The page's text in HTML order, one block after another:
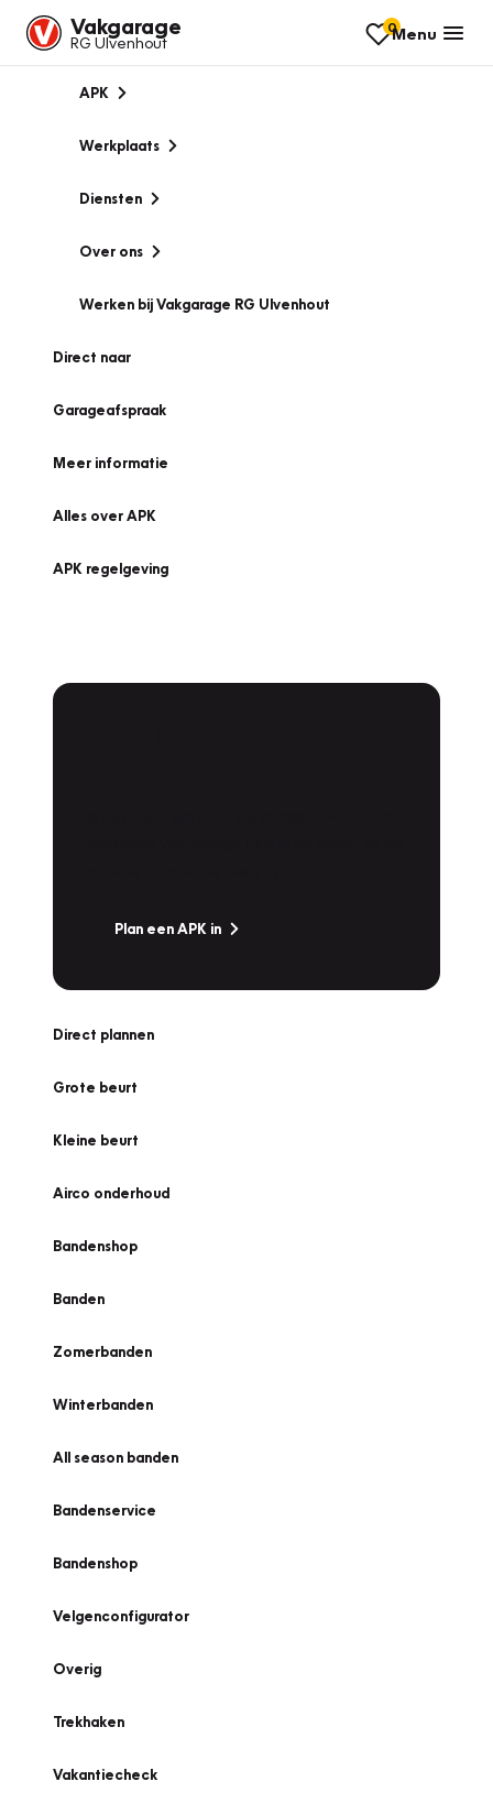
Vakgarage
RG Ulvenhout
0Menu
APK
Werkplaats
Diensten
Over ons
Werken bij Vakgarage RG Ulvenhout
Direct naar
Garageafspraak
Meer informatie
Alles over APK
APK regelgeving
Plan een APK in
Direct plannen
Grote beurt
Kleine beurt
Airco onderhoud
Bandenshop
Banden
Zomerbanden
Winterbanden
All season banden
Bandenservice
Bandenshop
Velgenconfigurator
Overig
Trekhaken
Vakantiecheck